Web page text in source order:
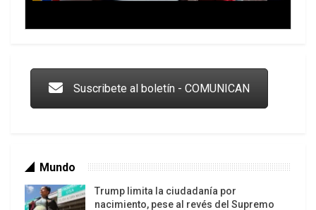
Suscribete al boletín - COMUNICAN
Mundo
Trump limita la ciudadanía por
nacimiento, pese al revés del Supremo